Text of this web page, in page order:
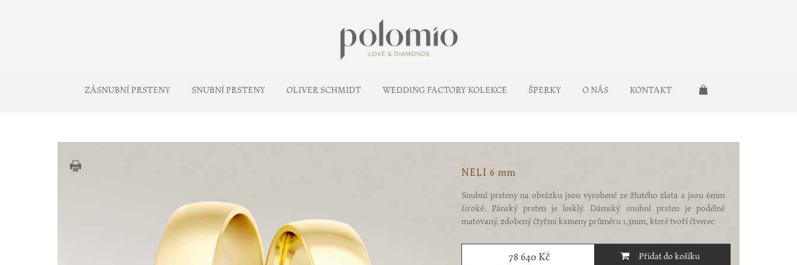
ZÁSNUBNÍ PRSTENY SNUBNÍ PRSTENY OLIVER SCHMIDT WEDDING FACTORY KOLEKCE ŠPERKY O NÁS KONTAKT
NELI 6 mm
Snubní prsteny na obrázku jsou vyrobené ze žlutého zlata a jsou 6mm
široké. Pánský prsten je lesklý. Dámský snubní prsten je podélně
matovaný, zdobený čtyřmi kameny průměru 1,3mm, které tvoří čtverec.
78 640 Kč